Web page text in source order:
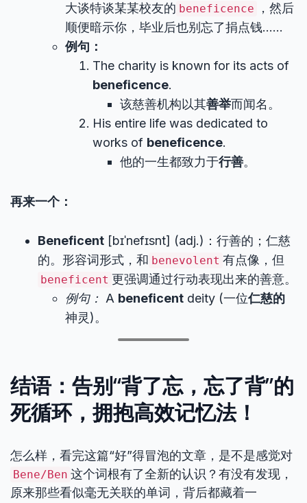
大谈特谈某某校友的 beneficence
，然后
顺便暗示你，毕业后也别忘了捐点钱……
例句：
The charity is known for its acts of
beneficence.
该慈善机构以其善举而闻名。
His entire life was dedicated to
works of beneficence.
他的一生都致力于行善。
再来一个：
Beneficent [bɪˈnefɪsnt] (adj.)：行善的；仁慈
的。形容词形式，和 benevolent 有点像，但
beneficent 更强调通过行动表现出来的善意。
例句： A beneficent deity (一位仁慈的
神灵)。
结语：告别“背了忘，忘了背”的
死循环，拥抱高效记忆法！
怎么样，看完这篇“好”得冒泡的文章，是不是感觉对
Bene/Ben 这个词根有了全新的认识？有没有发现，
原来那些看似毫无关联的单词，背后都藏着一